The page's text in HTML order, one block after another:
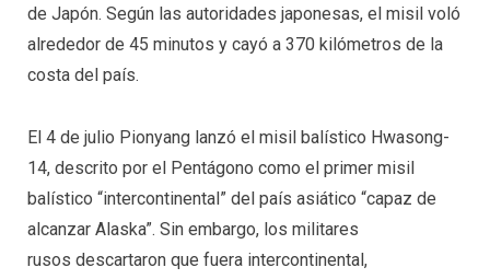
de Japón. Según las autoridades japonesas, el misil voló
alrededor de 45 minutos y cayó a 370 kilómetros de la
costa del país.
El 4 de julio Pionyang lanzó el misil balístico Hwasong-
14, descrito por el Pentágono como el primer misil
balístico “intercontinental” del país asiático “capaz de
alcanzar Alaska”. Sin embargo, los militares
rusos descartaron que fuera intercontinental,